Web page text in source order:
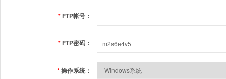
* FTP帐号：
* FTP密码：
*操作系统：